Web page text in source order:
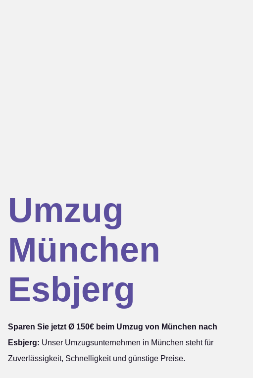
Umzug
München
Esbjerg
Sparen Sie jetzt Ø 150€ beim Umzug von München nach
Esbjerg: Unser Umzugsunternehmen in München steht für
Zuverlässigkeit, Schnelligkeit und günstige Preise.